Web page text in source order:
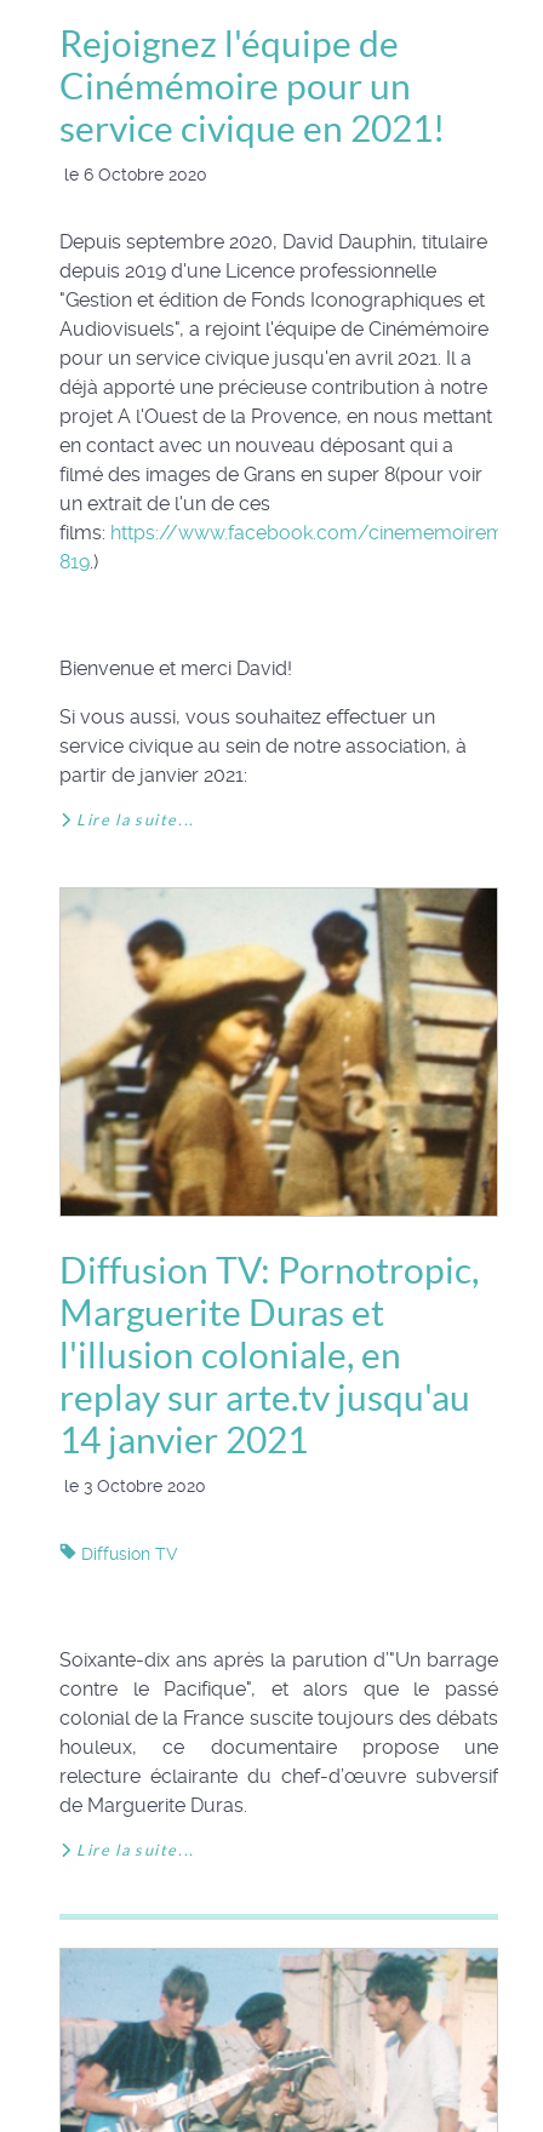
Rejoignez l'équipe de
Cinémémoire pour un
service civique en 2021!
le 6 Octobre 2020
Depuis septembre 2020, David Dauphin, titulaire
depuis 2019 d'une Licence professionnelle
"Gestion et édition de Fonds Iconographiques et
Audiovisuels", a rejoint l'équipe de Cinémémoire
pour un service civique jusqu'en avril 2021. Il a
déjà apporté une précieuse contribution à notre
projet A l'Ouest de la Provence, en nous mettant
en contact avec un nouveau déposant qui a
filmé des images de Grans en super 8(pour voir
un extrait de l'un de ces
films: https://www.facebook.com/
819.)
Bienvenue et merci David!
Si vous aussi, vous souhaitez effectuer un
service civique au sein de notre association, à
partir de janvier 2021:
Lire la suite...
Diffusion TV: Pornotropic,
Marguerite Duras et
l'illusion coloniale, en
replay sur arte.tv jusqu'au
14 janvier 2021
le 3 Octobre 2020
Diffusion TV
Soixante-dix ans après la parution d’"Un barrage
contre le Pacifique", et alors que le passé
colonial de la France suscite toujours des débats
houleux, ce documentaire propose une
relecture éclairante du chef-d’œuvre subversif
de Marguerite Duras.
Lire la suite...